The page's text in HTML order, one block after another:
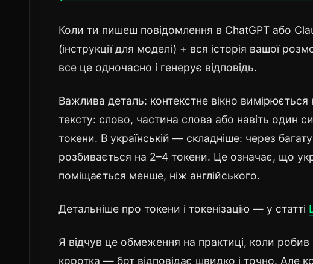
Коли ти пишеш повідомлення в ChatGPT або
(інструкції для моделі) + вся історія вашої
все це одночасно і генерує відповідь.
Важлива деталь: контекстне вікно вимірюється
тексту: слово, частина слова або навіть один
токени. В українській — складніше: через
розбивається на 2–4 токени. Це означає, що
поміщається менше, ніж англійського.
Детальніше про токени і токенізацію — у статті
Я відчув це обмеження на практиці, коли робив
коротка — бот відповідає швидко і точно. Але